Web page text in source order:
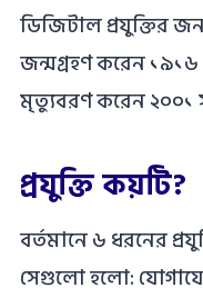
ডিজিটাল প্রযুক্তির
জন্মগ্রহণ করেন
মৃত্যুবরণ করেন ২০০১
প্রযুক্তি কয়টি?
বর্তমানে ৬ ধরনের
সেগুলো হলো: